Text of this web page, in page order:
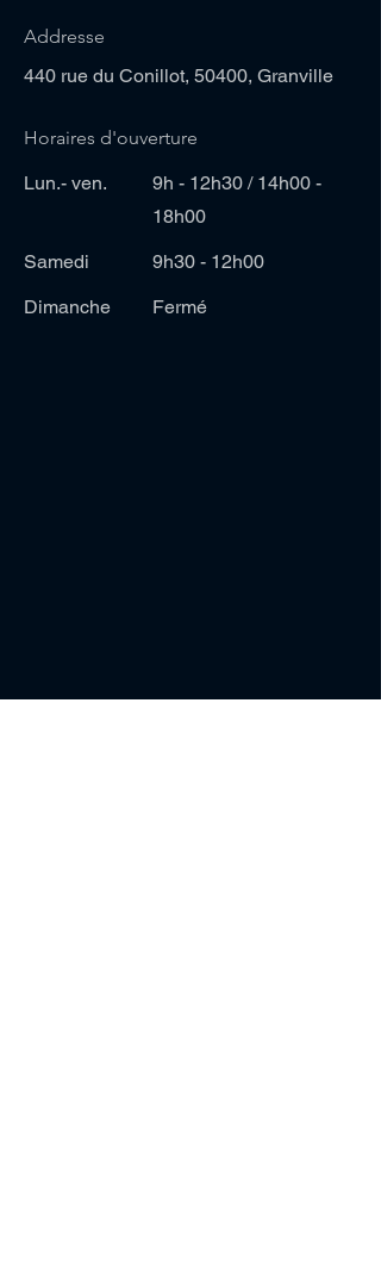
Addresse
440 rue du Conillot, 50400, Granville
Horaires d'ouverture
Lun.- ven.
Samedi
Dimanche
9h - 12h30 / 14h00 -
18h00
9h30 - 12h00
Fermé